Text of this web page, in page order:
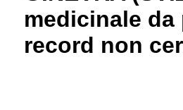
medicinale
record non